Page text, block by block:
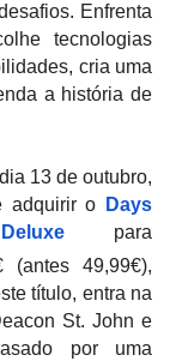
Enfrenta
tecnologias
cria uma
a história de
13 de outubro,
adquirir o
Days
para
(antes 49,99€),
título, entra na
St. John e
por uma